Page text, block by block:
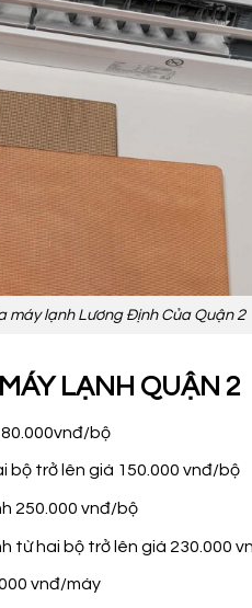
máy lạnh Lương Định Của Quận 2
LẠNH QUẬN 2
bộ
bộ trở lên giá 150.000 vnđ/bộ
250.000 vnđ/bộ
từ hai bộ trở lên giá 230.000
vnđ/máy